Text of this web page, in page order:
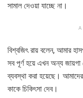
সামাল দেওয়া যাচ্ছে না।
বিশ্বজিৎ রায় বলেন, আমার
সব পূর্ণ হয়ে এখন অন্য জায়গা
ব্যবস্থা করা হয়েছে।
কাকে চিকিৎসা দেব।